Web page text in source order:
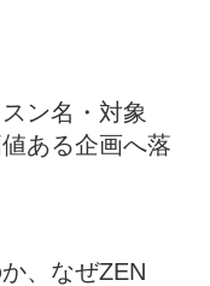
ン名・対象
ある企画へ落
、なぜZEN